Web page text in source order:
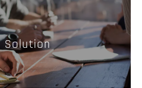
Solution